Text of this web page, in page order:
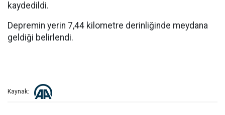
kaydedildi.
Depremin yerin 7,44 kilometre derinliğinde meydana
geldiği belirlendi.
Kaynak: